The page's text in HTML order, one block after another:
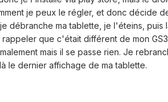
je peux le régler, et donc décide
débranche ma tablette, je l'éteins, puis
rappeler que c'était différent de mon
mais il se passe rien. Je
le dernier affichage de ma tablette.